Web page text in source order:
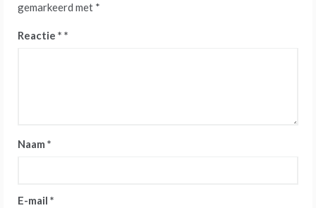
gemarkeerd met *
Reactie *
Naam *
E-mail *